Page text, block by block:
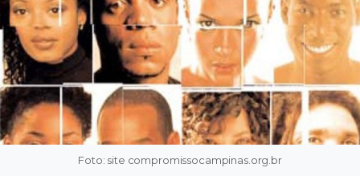
Foto: site compromissocampinas.org.br